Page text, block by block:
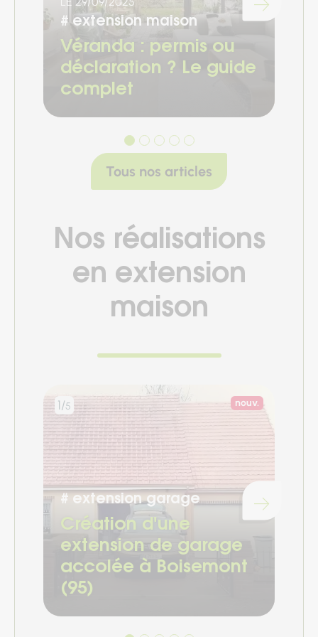
Chargement...
# extension maison
Véranda : permis ou
déclaration ? Le guide
complet
Tous nos articles
Nos réalisations
en extension
maison
Chargement...
nouv. Nouvelle
1/5
# extension garage
Création d'une
extension de garage
accolée à Boisemont
(95)